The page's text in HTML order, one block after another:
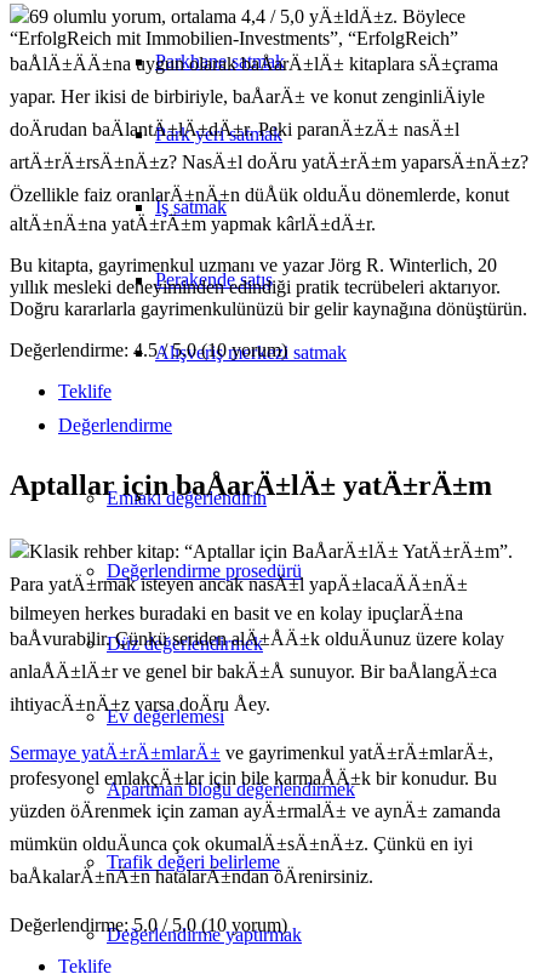
Parkhane satmak
Park yeri satmak
İş satmak
Perakende satış
Alışveriş merkezi satmak
Değerlendirme
Emlakı değerlendirin
Değerlendirme prosedürü
Düz değerlendirmek
Ev değerlemesi
Apartman bloğu değerlendirmek
Trafik değeri belirleme
Değerlendirme yaptırmak
69 olumlu yorum, ortalama 4,4 / 5,0 yÄ±ldÄ±z. Böylece
“ErfolgReich mit Immobilien-Investments”, “ErfolgReich”
baÅlÄ±ÄÄ±na uygun olarak baÅarÄ±lÄ± kitaplara sÄ±çrama
yapar. Her ikisi de birbiriyle, baÅarÄ± ve konut zenginliÄiyle
doÄrudan baÄlantÄ±lÄ±dÄ±r. Peki paranÄ±zÄ± nasÄ±l
artÄ±rÄ±rsÄ±nÄ±z? NasÄ±l doÄru yatÄ±rÄ±m yaparsÄ±nÄ±z?
Özellikle faiz oranlarÄ±nÄ±n düÅük olduÄu dönemlerde, konut
altÄ±nÄ±na yatÄ±rÄ±m yapmak kârlÄ±dÄ±r.
Bu kitapta, gayrimenkul uzmanı ve yazar Jörg R. Winterlich, 20
yıllık mesleki deneyiminden edindiği pratik tecrübeleri aktarıyor.
Doğru kararlarla gayrimenkulünüzü bir gelir kaynağına dönüştürün.
Değerlendirme: 4.5 / 5.0 (10 yorum)
Teklife
Aptallar için baÅarÄ±lÄ± yatÄ±rÄ±m
Klasik rehber kitap: “Aptallar için BaÅarÄ±lÄ± YatÄ±rÄ±m”.
Para yatÄ±rmak isteyen ancak nasÄ±l yapÄ±lacaÄÄ±nÄ±
bilmeyen herkes buradaki en basit ve en kolay ipuçlarÄ±na
baÅvurabilir. Çünkü seriden alÄ±ÅÄ±k olduÄunuz üzere kolay
anlaÅÄ±lÄ±r ve genel bir bakÄ±Å sunuyor. Bir baÅlangÄ±ca
ihtiyacÄ±nÄ±z varsa doÄru Åey.
Sermaye yatÄ±rÄ±mlarÄ± ve gayrimenkul yatÄ±rÄ±mlarÄ±,
profesyonel emlakçÄ±lar için bile karmaÅÄ±k bir konudur. Bu
yüzden öÄrenmek için zaman ayÄ±rmalÄ± ve aynÄ± zamanda
mümkün olduÄunca çok okumalÄ±sÄ±nÄ±z. Çünkü en iyi
baÅkalarÄ±nÄ±n hatalarÄ±ndan öÄrenirsiniz.
Değerlendirme: 5.0 / 5.0 (10 yorum)
Teklife